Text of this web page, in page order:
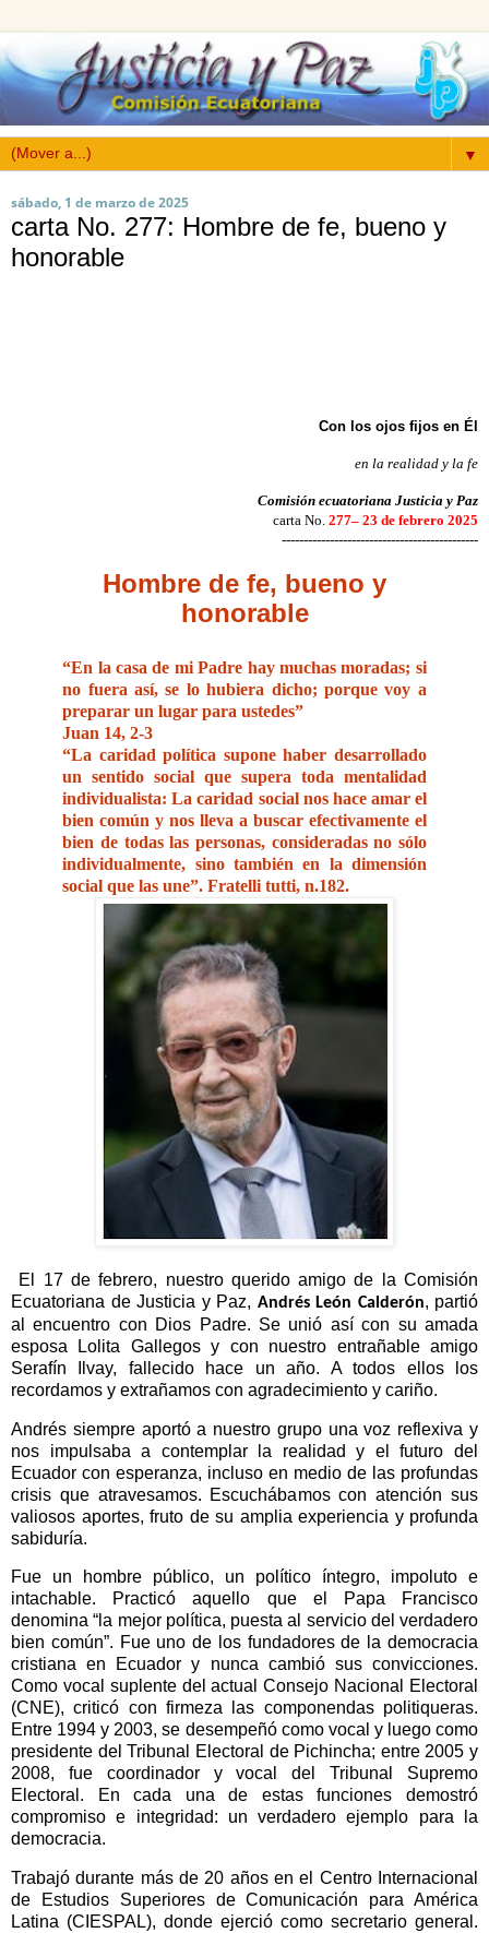
▼
sábado, 1 de marzo de 2025
carta No. 277: Hombre de fe, bueno y
honorable
Con los ojos fijos en Él
en la realidad y la fe
Comisión ecuatoriana Justicia y Paz
carta No.277– 23 de febrero 2025
---------------------------------------------
Hombre de fe, bueno y
honorable
“En la casa de mi Padre hay muchas moradas; si
no fuera así, se lo hubiera dicho; porque voy a
preparar un lugar para ustedes”
Juan 14, 2-3
“La caridad política supone haber desarrollado
un sentido social que supera toda mentalidad
individualista: La caridad social nos hace amar el
bien común y nos lleva a buscar efectivamente el
bien de todas las personas, consideradas no sólo
individualmente, sino también en la dimensión
social que las une”. Fratelli tutti, n.182.
El 17 de febrero, nuestro querido amigo de la Comisión
Ecuatoriana de Justicia y Paz, Andrés León Calderón, partió
al encuentro con Dios Padre. Se unió así con su amada
esposa Lolita Gallegos y con nuestro entrañable amigo
Serafín Ilvay, fallecido hace un año. A todos ellos los
recordamos y extrañamos con agradecimiento y cariño.
Andrés siempre aportó a nuestro grupo una voz reflexiva y
nos impulsaba a contemplar la realidad y el futuro del
Ecuador con esperanza, incluso en medio de las profundas
crisis que atravesamos. Escuchábamos con atención sus
valiosos aportes, fruto de su amplia experiencia y profunda
sabiduría.
Fue un hombre público, un político íntegro, impoluto e
intachable. Practicó aquello que el Papa Francisco
denomina “la mejor política, puesta al servicio del verdadero
bien común”. Fue uno de los fundadores de la democracia
cristiana en Ecuador y nunca cambió sus convicciones.
Como vocal suplente del actual Consejo Nacional Electoral
(CNE), criticó con firmeza las componendas politiqueras.
Entre 1994 y 2003, se desempeñó como vocal y luego como
presidente del Tribunal Electoral de Pichincha; entre 2005 y
2008, fue coordinador y vocal del Tribunal Supremo
Electoral. En cada una de estas funciones demostró
compromiso e integridad: un verdadero ejemplo para la
democracia.
Trabajó durante más de 20 años en el Centro Internacional
de Estudios Superiores de Comunicación para América
Latina (CIESPAL), donde ejerció como secretario general.